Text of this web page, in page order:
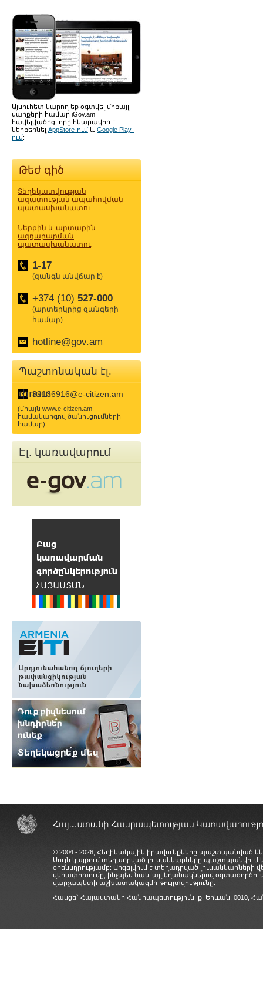
Այսուհետ կարող եք օգտվել մոբայլ
սարքերի համար iGov.am
հավելվածից, որը հնարավոր է
ներբեռնել AppStore-ում և Google Play-
ում:
Թեժ գիծ
Տեղեկատվության
ազատության ապահովման
պատասխանատու
Ներքին և արտաքին
ազդարարման
պատասխանատու
1-17
(զանգն անվճար է)
+374 (10) 527-000
(արտերկրից զանգերի
համար)
hotline@gov.am
Պաշտոնական էլ.
փոստ
39136916@e-citizen.am
(միայն www.e-citizen.am
համակարգով ծանուցումների
համար)
Էլ. կառավարում
© 2004 - 2026, Հեղինակային իրավունքները պաշտպանված
Սույն կայքում տեղադրված լուսանկարները
օրենսդրությամբ: Արգելվում է տեղադրված
վերափոխումը, ինչպես նաև այլ եղանակներով
վարչապետի աշխատակազմի թույլտվությունը:
Հասցե` Հայաստանի Հանրապետություն, ք. Երևան, 0010,